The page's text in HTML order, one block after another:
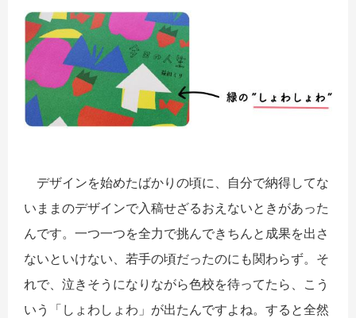
デザインを始めたばかりの頃に、自分で納得してな
いままのデザインで入稿せざるおえないときがあった
んです。一つ一つを全力で挑んできちんと成果を出さ
ないといけない、若手の頃だったのにも関わらず。そ
れで、泣きそうになりながら色校を待ってたら、こう
いう「しょわしょわ」が出たんですよね。すると全然